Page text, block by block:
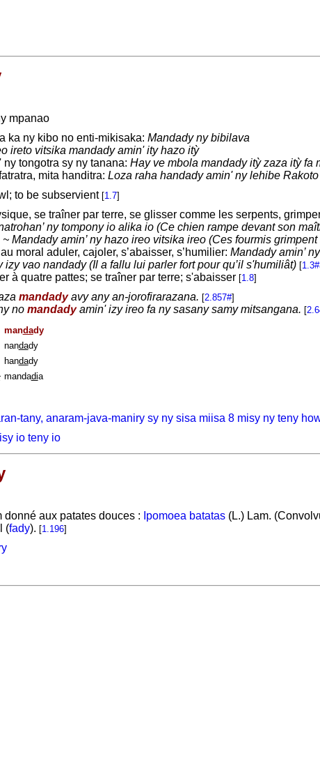
mpanao
ka ny kibo no enti-mikisaka: Mandady ny bibilava
ireto vitsika mandady amin' ity hazo itỳ
ny tongotra sy ny tanana: Hay ve mbola mandady itỳ zaza itỳ fa
mita handitra: Loza raha handady amin' ny lehibe Rakoto
to be subservient [1.7]
se traîner par terre, se glisser comme les serpents,
ny tompony io alika io (Ce chien rampe devant son
Mandady amin’ ny hazo ireo vitsika ireo (Ces fourmis
moral aduler, cajoler, s’abaisser, s’humilier: Mandady amin’
izy vao nandady (Il a fallu lui parler fort pour qu’il s'humiliât) [
à quatre pattes; se traîner par terre; s'abaisser [1.8]
mandadyavy any an-jorofirarazana. [2.857#]
no mandadyamin' izy ireo fa ny sasany samy mitsangana. [
mandady
nandady
handady
mandadia
tany, anaram-java-maniry sy ny sisa miisa 8 misy ny teny
io teny io
donné aux patates douces : Ipomoea batatas(L.) Lam.
(fady). [1.196]